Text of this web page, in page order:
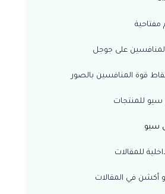
على جوجل
قوة المنافسين بالصور
سيو للمنتجات
سيو
للمقالات
أكشن في المقالات